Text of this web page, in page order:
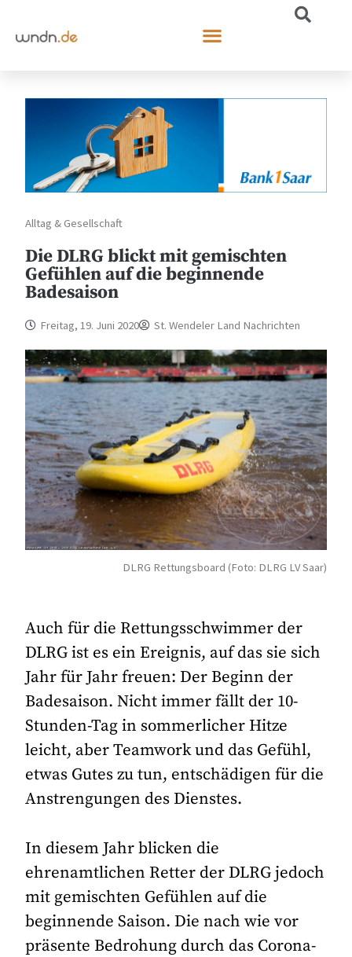
Alltag & Gesellschaft
Die DLRG blickt mit gemischten
Gefühlen auf die beginnende
Badesaison
Freitag, 19. Juni 2020 St. Wendeler Land Nachrichten
DLRG Rettungsboard (Foto: DLRG LV Saar)
Auch für die Rettungsschwimmer der
DLRG ist es ein Ereignis, auf das sie sich
Jahr für Jahr freuen: Der Beginn der
Badesaison. Nicht immer fällt der 10-
Stunden-Tag in sommerlicher Hitze
leicht, aber Teamwork und das Gefühl,
etwas Gutes zu tun, entschädigen für die
Anstrengungen des Dienstes.
In diesem Jahr blicken die
ehrenamtlichen Retter der DLRG jedoch
mit gemischten Gefühlen auf die
beginnende Saison. Die nach wie vor
präsente Bedrohung durch das Corona-